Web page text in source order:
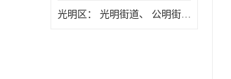
光明区： 光明街道、 公明街道、 新湖街道、 凤凰街道、 玉塘街道、 马田街道